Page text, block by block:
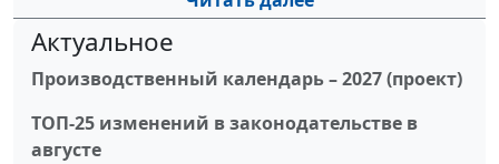
Актуальное
Производственный календарь – 2027 (проект)
ТОП-25 изменений в законодательстве в
августе